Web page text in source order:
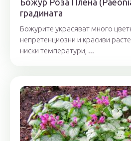
градината
Божурите украсяват много
непретенциозни и красиви
ниски температури, ...